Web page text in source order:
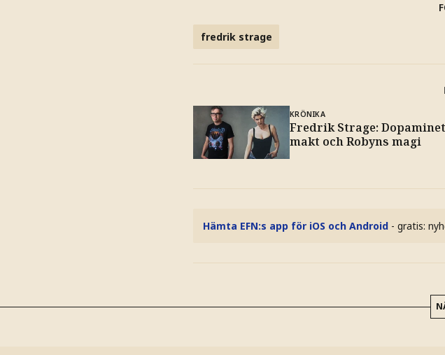
fredrik strage
KRÖNIKA
Fredrik Strage:
makt och Robyns magi
Hämta EFN:s app för iOS och Android - gratis: